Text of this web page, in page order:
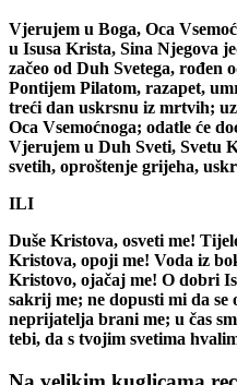
Vjerujem u Boga, Oca
u Isusa Krista, Sina Njegova
začeo od Duh Svetega,
Pontijem Pilatom, razapet,
treći dan uskrsnu iz mrtvih;
Oca Vsemoćnoga; odatle će
Vjerujem u Duh Sveti, Svetu
svetih, oproštenje grijeha,
ILI
Duše Kristova, osveti me!
Kristova, opoji me! Voda iz
Kristovo, ojačaj me! O dobri
sakrij me; ne dopusti mi da se
neprijatelja brani me; u čas
tebi, da s tvojim svetima